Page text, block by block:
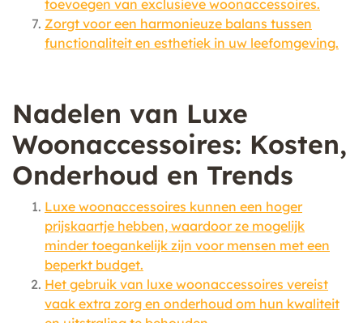
toevoegen van exclusieve woonaccessoires.
Zorgt voor een harmonieuze balans tussen
functionaliteit en esthetiek in uw leefomgeving.
Nadelen van Luxe
Woonaccessoires: Kosten,
Onderhoud en Trends
Luxe woonaccessoires kunnen een hoger
prijskaartje hebben, waardoor ze mogelijk
minder toegankelijk zijn voor mensen met een
beperkt budget.
Het gebruik van luxe woonaccessoires vereist
vaak extra zorg en onderhoud om hun kwaliteit